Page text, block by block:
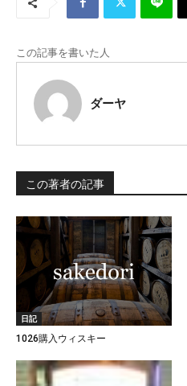
この記事を書いた人
ダーヤ
この著者の記事
日記
1026購入ウィスキー